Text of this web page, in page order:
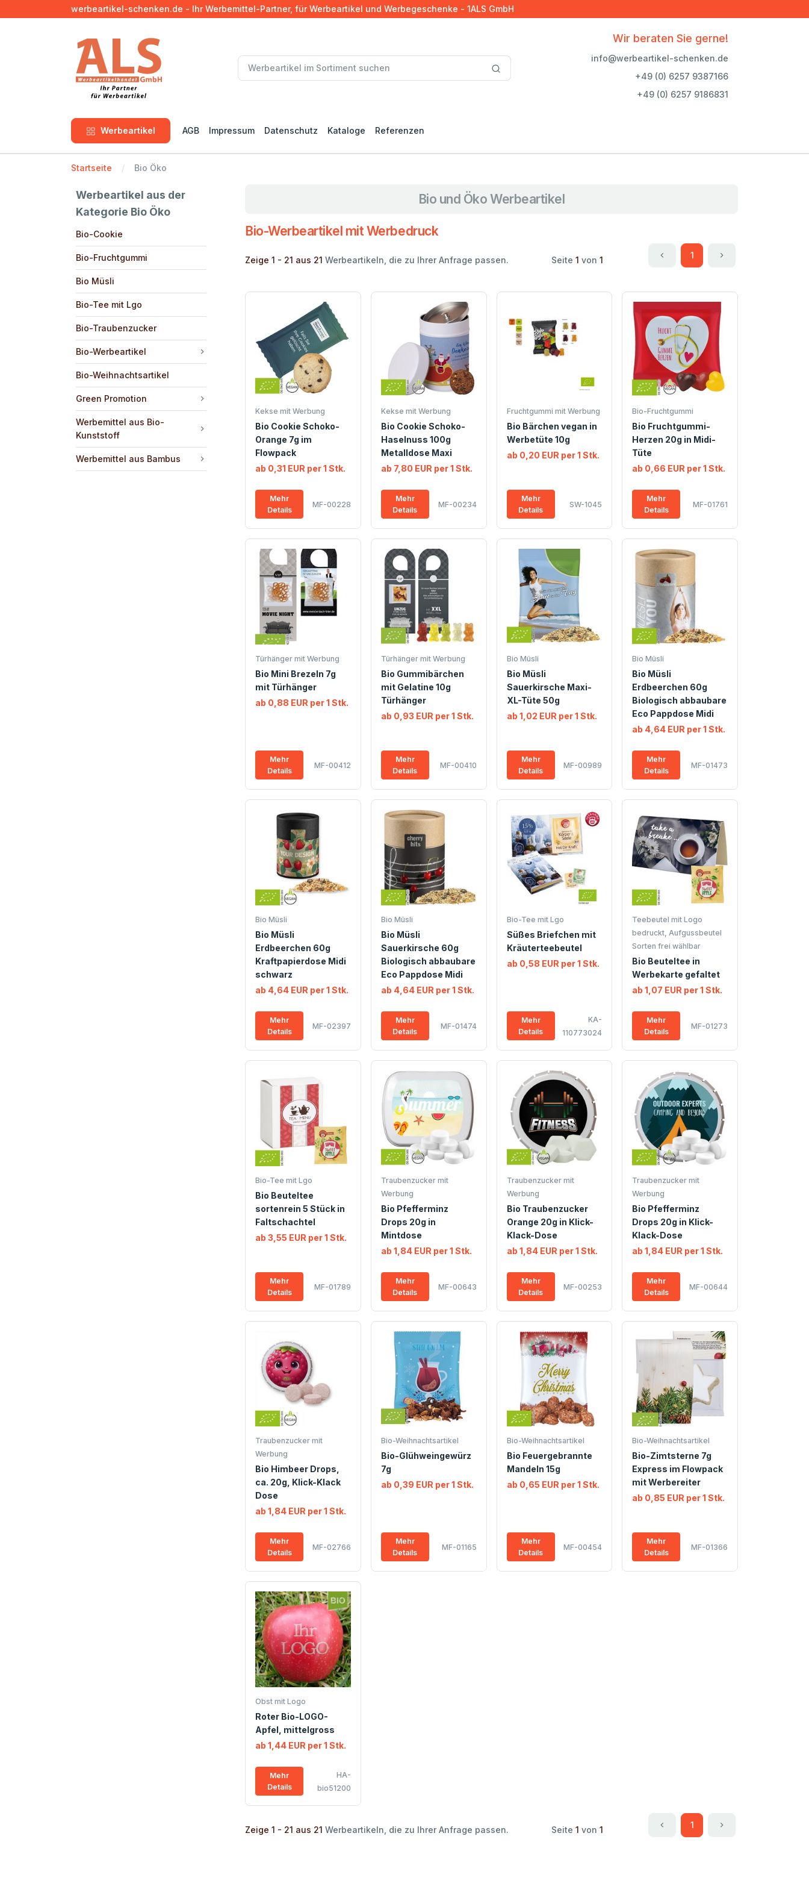
werbeartikel-schenken.de - Ihr Werbemittel-Partner, für Werbeartikel und Werbegeschenke - 1ALS GmbH
Wir beraten Sie gerne!
info@werbeartikel-schenken.de
+49 (0) 6257 9387166
+49 (0) 6257 9186831
Werbeartikel AGB Impressum Datenschutz Kataloge Referenzen
Startseite Bio Öko
Werbeartikel aus der
Kategorie Bio Öko
Bio-Cookie
Bio-Fruchtgummi
Bio Müsli
Bio-Tee mit Lgo
Bio-Traubenzucker
Bio-Werbeartikel
Bio-Weihnachtsartikel
Green Promotion
Werbemittel aus Bio-
Kunststoff
Werbemittel aus Bambus
Bio und Öko Werbeartikel
Bio-Werbeartikel mit Werbedruck
Zeige 1 - 21 aus 21 Werbeartikeln, die zu Ihrer Anfrage passen. Seite1 von1 1
Kekse mit Werbung
Bio Cookie Schoko-
Orange 7g im
Flowpack
ab 0,31 EUR per 1 Stk.
Mehr
Details
MF-00228
Kekse mit Werbung
Bio Cookie Schoko-
Haselnuss 100g
Metalldose Maxi
ab 7,80 EUR per 1 Stk.
Mehr
Details
MF-00234
Fruchtgummi mit Werbung
Bio Bärchen vegan in
Werbetüte 10g
ab 0,20 EUR per 1 Stk.
Mehr
Details
SW-1045
Bio-Fruchtgummi
Bio Fruchtgummi-
Herzen 20g in Midi-
Tüte
ab 0,66 EUR per 1 Stk.
Mehr
Details
MF-01761
Türhänger mit Werbung
Bio Mini Brezeln 7g
mit Türhänger
ab 0,88 EUR per 1 Stk.
Mehr
Details
MF-00412
Türhänger mit Werbung
Bio Gummibärchen
mit Gelatine 10g
Türhänger
ab 0,93 EUR per 1 Stk.
Mehr
Details
MF-00410
Bio Müsli
Bio Müsli
Sauerkirsche Maxi-
XL-Tüte 50g
ab 1,02 EUR per 1 Stk.
Mehr
Details
MF-00989
Bio Müsli
Bio Müsli
Erdbeerchen 60g
Biologisch abbaubare
Eco Pappdose Midi
ab 4,64 EUR per 1 Stk.
Mehr
Details
MF-01473
Bio Müsli
Bio Müsli
Erdbeerchen 60g
Kraftpapierdose Midi
schwarz
ab 4,64 EUR per 1 Stk.
Mehr
Details
MF-02397
Bio Müsli
Bio Müsli
Sauerkirsche 60g
Biologisch abbaubare
Eco Pappdose Midi
ab 4,64 EUR per 1 Stk.
Mehr
Details
MF-01474
Bio-Tee mit Lgo
Süßes Briefchen mit
Kräuterteebeutel
ab 0,58 EUR per 1 Stk.
Mehr
Details
KA-
110773024
Teebeutel mit Logo
bedruckt, Aufgussbeutel
Sorten frei wählbar
Bio Beuteltee in
Werbekarte gefaltet
ab 1,07 EUR per 1 Stk.
Mehr
Details
MF-01273
Bio-Tee mit Lgo
Bio Beuteltee
sortenrein 5 Stück in
Faltschachtel
ab 3,55 EUR per 1 Stk.
Mehr
Details
MF-01789
Traubenzucker mit
Werbung
Bio Pfefferminz
Drops 20g in
Mintdose
ab 1,84 EUR per 1 Stk.
Mehr
Details
MF-00643
Traubenzucker mit
Werbung
Bio Traubenzucker
Orange 20g in Klick-
Klack-Dose
ab 1,84 EUR per 1 Stk.
Mehr
Details
MF-00253
Traubenzucker mit
Werbung
Bio Pfefferminz
Drops 20g in Klick-
Klack-Dose
ab 1,84 EUR per 1 Stk.
Mehr
Details
MF-00644
Traubenzucker mit
Werbung
Bio Himbeer Drops,
ca. 20g, Klick-Klack
Dose
ab 1,84 EUR per 1 Stk.
Mehr
Details
MF-02766
Bio-Weihnachtsartikel
Bio-Glühweingewürz
7g
ab 0,39 EUR per 1 Stk.
Mehr
Details
MF-01165
Bio-Weihnachtsartikel
Bio Feuergebrannte
Mandeln 15g
ab 0,65 EUR per 1 Stk.
Mehr
Details
MF-00454
Bio-Weihnachtsartikel
Bio-Zimtsterne 7g
Express im Flowpack
mit Werbereiter
ab 0,85 EUR per 1 Stk.
Mehr
Details
MF-01366
Obst mit Logo
Roter Bio-LOGO-
Apfel, mittelgross
ab 1,44 EUR per 1 Stk.
Mehr
Details
HA-
bio51200
Zeige 1 - 21 aus 21 Werbeartikeln, die zu Ihrer Anfrage passen. Seite1 von1 1